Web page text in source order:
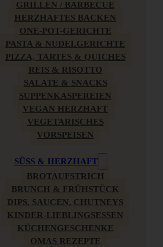
GRILLEN / BARBECUE
HERZHAFTES BACKEN
ONE-POT-GERICHTE
PASTA & NUDELGERICHTE
PIZZA, TARTES & QUICHES
REIS & RISOTTO
SALATE & SNACKS
SUPPENKASPEREIEN
VEGAN HERZHAFT
VEGETARISCHES
VORSPEISEN
SÜSS & HERZHAFT
BROTAUFSTRICH
BRUNCH & FRÜHSTÜCK
DIPS, SAUCEN, CHUTNEYS
KINDER-LIEBLINGSESSEN
KÜCHENGESCHENKE
OMAS REZEPTE